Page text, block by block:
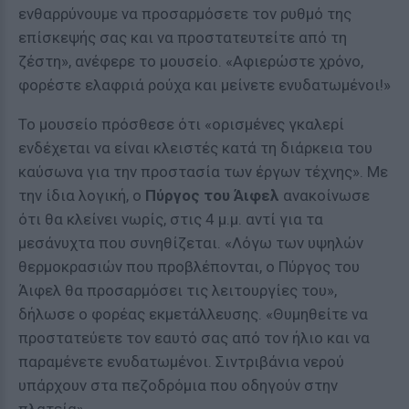
ενθαρρύνουμε να προσαρμόσετε τον ρυθμό της
επίσκεψής σας και να προστατευτείτε από τη
ζέστη», ανέφερε το μουσείο. «Αφιερώστε χρόνο,
φορέστε ελαφριά ρούχα και μείνετε ενυδατωμένοι!»
Το μουσείο πρόσθεσε ότι «ορισμένες γκαλερί
ενδέχεται να είναι κλειστές κατά τη διάρκεια του
καύσωνα για την προστασία των έργων τέχνης». Με
την ίδια λογική, ο Πύργος του Άιφελ ανακοίνωσε
ότι θα κλείνει νωρίς, στις 4 μ.μ. αντί για τα
μεσάνυχτα που συνηθίζεται. «Λόγω των υψηλών
θερμοκρασιών που προβλέπονται, ο Πύργος του
Άιφελ θα προσαρμόσει τις λειτουργίες του»,
δήλωσε ο φορέας εκμετάλλευσης. «Θυμηθείτε να
προστατεύετε τον εαυτό σας από τον ήλιο και να
παραμένετε ενυδατωμένοι. Σιντριβάνια νερού
υπάρχουν στα πεζοδρόμια που οδηγούν στην